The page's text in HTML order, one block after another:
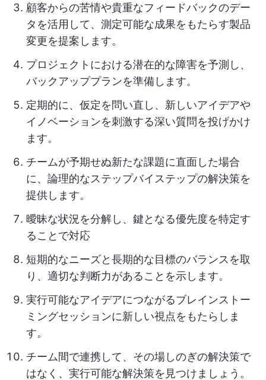
顧客からの苦情や貴重なフィードバックのデー
タを活用して、測定可能な成果をもたらす製品
変更を提案します。
プロジェクトにおける潜在的な障害を予測し、
バックアッププランを準備します。
定期的に、仮定を問い直し、新しいアイデアや
イノベーションを刺激する深い質問を投げかけ
ます。
チームが予期せぬ新たな課題に直面した場合
に、論理的なステップバイステップの解決策を
提供します。
曖昧な状況を分解し、鍵となる優先度を特定す
ることで対応
短期的なニーズと長期的な目標のバランスを取
り、適切な判断力があることを示します。
実行可能なアイデアにつながるブレインストー
ミングセッションに新しい視点をもたらしま
す。
チーム間で連携して、その場しのぎの解決策で
はなく、実行可能な解決策を見つけましょう。